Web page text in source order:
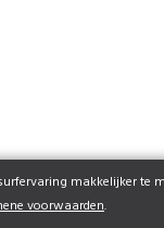
makkelijker te
voorwaarden.